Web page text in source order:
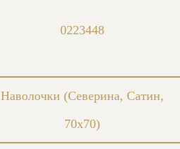
0223448
Наволочки (Северина, Сатин,
70x70)